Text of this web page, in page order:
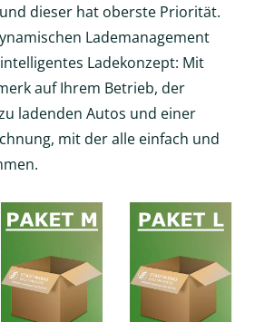
dieser hat oberste Priorität.
Lademanagement
Ladekonzept: Mit
auf Ihrem Betrieb, der
ladenden Autos und einer
mit der alle einfach und